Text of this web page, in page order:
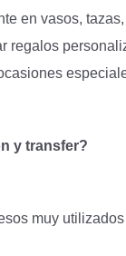
en vasos,
regalos
y transfer?
muy